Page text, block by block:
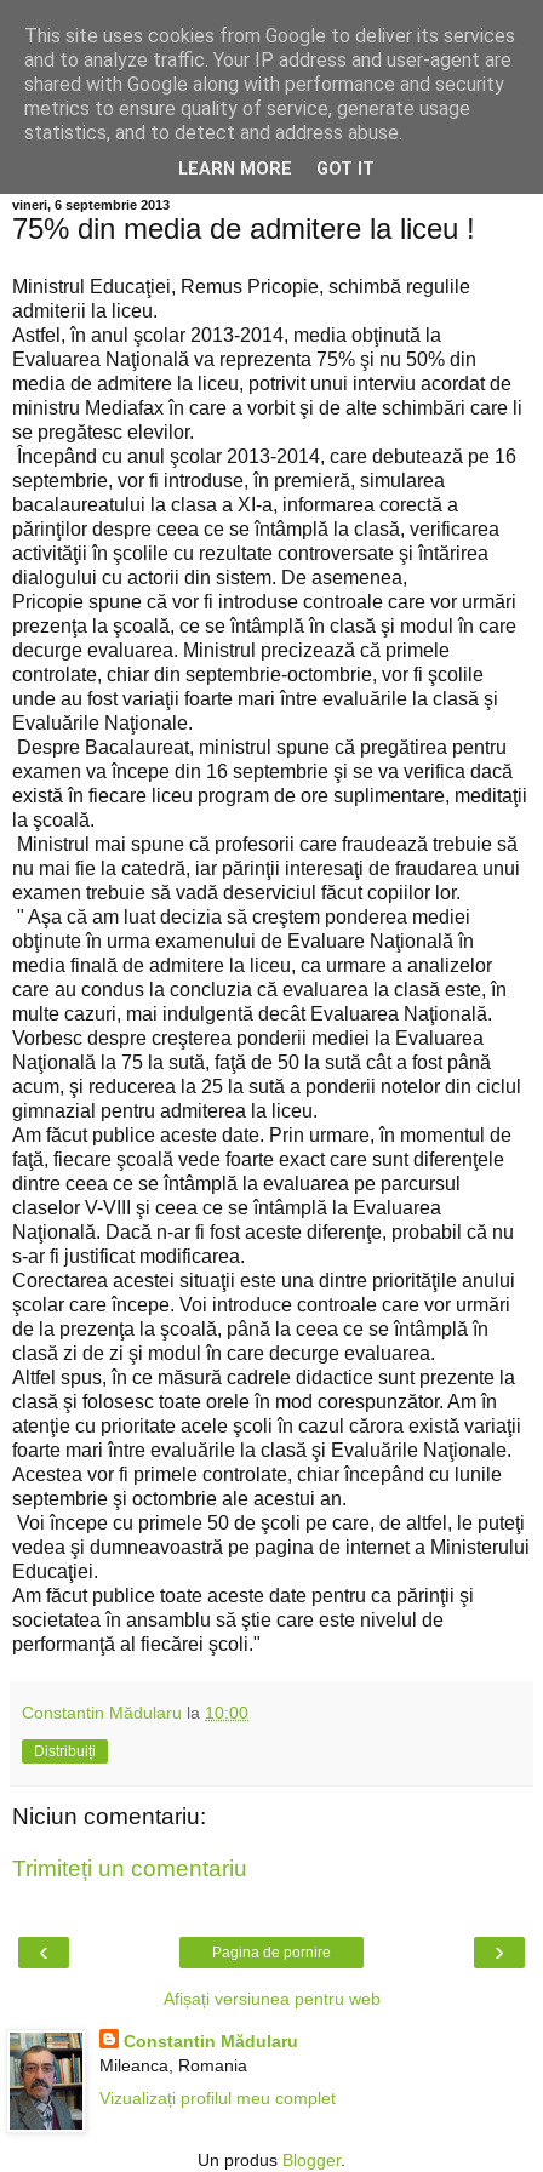
Info MILEANCA
BINE AȚI VENIT! *Jurnal online de informație și opinie;
Vineri 07 August, 2026
vineri, 6 septembrie 2013
75% din media de admitere la liceu !
Ministrul Educaţiei, Remus Pricopie, schimbă regulile
admiterii la liceu.
Astfel, în anul şcolar 2013-2014, media obţinută la
Evaluarea Naţională va reprezenta 75% şi nu 50% din
media de admitere la liceu, potrivit unui interviu acordat de
ministru Mediafax în care a vorbit şi de alte schimbări care li
se pregătesc elevilor.
Începând cu anul şcolar 2013-2014, care debutează pe 16
septembrie, vor fi introduse, în premieră, simularea
bacalaureatului la clasa a XI-a, informarea corectă a
părinţilor despre ceea ce se întâmplă la clasă, verificarea
activităţii în şcolile cu rezultate controversate şi întărirea
dialogului cu actorii din sistem. De asemenea,
Pricopie spune că vor fi introduse controale care vor urmări
prezenţa la şcoală, ce se întâmplă în clasă şi modul în care
decurge evaluarea. Ministrul precizează că primele
controlate, chiar din septembrie-octombrie, vor fi şcolile
unde au fost variaţii foarte mari între evaluările la clasă şi
Evaluările Naţionale.
Despre Bacalaureat, ministrul spune că pregătirea pentru
examen va începe din 16 septembrie şi se va verifica dacă
există în fiecare liceu program de ore suplimentare, meditaţii
la şcoală.
Ministrul mai spune că profesorii care fraudează trebuie să
nu mai fie la catedră, iar părinţii interesaţi de fraudarea unui
examen trebuie să vadă deserviciul făcut copiilor lor.
" Aşa că am luat decizia să creştem ponderea mediei
obţinute în urma examenului de Evaluare Naţională în
media finală de admitere la liceu, ca urmare a analizelor
care au condus la concluzia că evaluarea la clasă este, în
multe cazuri, mai indulgentă decât Evaluarea Naţională.
Vorbesc despre creşterea ponderii mediei la Evaluarea
Naţională la 75 la sută, faţă de 50 la sută cât a fost până
acum, şi reducerea la 25 la sută a ponderii notelor din ciclul
gimnazial pentru admiterea la liceu.
Am făcut publice aceste date. Prin urmare, în momentul de
faţă, fiecare şcoală vede foarte exact care sunt diferenţele
dintre ceea ce se întâmplă la evaluarea pe parcursul
claselor V-VIII şi ceea ce se întâmplă la Evaluarea
Naţională. Dacă n-ar fi fost aceste diferenţe, probabil că nu
s-ar fi justificat modificarea.
Corectarea acestei situaţii este una dintre priorităţile anului
şcolar care începe. Voi introduce controale care vor urmări
de la prezenţa la şcoală, până la ceea ce se întâmplă în
clasă zi de zi şi modul în care decurge evaluarea.
Altfel spus, în ce măsură cadrele didactice sunt prezente la
clasă şi folosesc toate orele în mod corespunzător. Am în
atenţie cu prioritate acele şcoli în cazul cărora există variaţii
foarte mari între evaluările la clasă şi Evaluările Naţionale.
Acestea vor fi primele controlate, chiar începând cu lunile
septembrie şi octombrie ale acestui an.
Voi începe cu primele 50 de şcoli pe care, de altfel, le puteţi
vedea şi dumneavoastră pe pagina de internet a Ministerului
Educaţiei.
Am făcut publice toate aceste date pentru ca părinţii şi
societatea în ansamblu să ştie care este nivelul de
performanţă al fiecărei şcoli."
Constantin Mădularu la 10:00
Distribuiți
Niciun comentariu:
Trimiteți un comentariu
‹ ›
Pagina de pornire
Afișați versiunea pentru web
Constantin Mădularu
Mileanca, Romania
Vizualizați profilul meu complet
Un produs Blogger.
This site uses cookies from Google to deliver its services
and to analyze traffic. Your IP address and user-agent are
shared with Google along with performance and security
metrics to ensure quality of service, generate usage
statistics, and to detect and address abuse.
LEARN MORE GOT IT